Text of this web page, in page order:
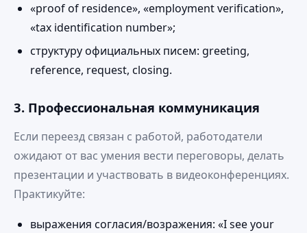
«proof of residence», «employment verification»,
«tax identification number»;
структуру официальных писем: greeting,
reference, request, closing.
3. Профессиональная коммуникация
Если переезд связан с работой, работодатели
ожидают от вас умения вести переговоры, делать
презентации и участвовать в видеоконференциях.
Практикуйте:
выражения согласия/возражения: «I see your